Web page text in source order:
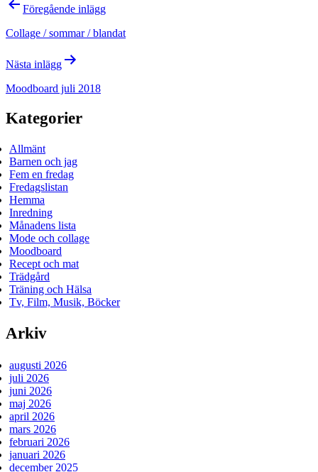
Inläggsnavigering
Föregående inlägg
Collage / sommar / blandat
Nästa inlägg
Moodboard juli 2018
Kategorier
Allmänt
Barnen och jag
Fem en fredag
Fredagslistan
Hemma
Inredning
Månadens lista
Mode och collage
Moodboard
Recept och mat
Trädgård
Träning och Hälsa
Tv, Film, Musik, Böcker
Arkiv
augusti 2026
juli 2026
juni 2026
maj 2026
april 2026
mars 2026
februari 2026
januari 2026
december 2025